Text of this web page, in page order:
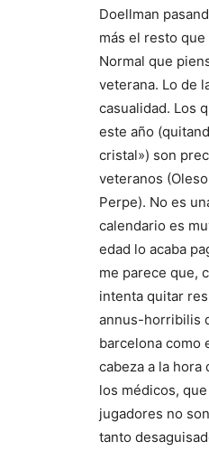
Doellman
más el resto
Normal que
veterana. Lo de
casualidad. Los
este año
cristal») son
veteranos
Perpe). No es
calendario es
edad lo acaba
me parece que,
intenta quitar
annus-horribilis
barcelona como
cabeza a la hora
los médicos,
jugadores no
tanto